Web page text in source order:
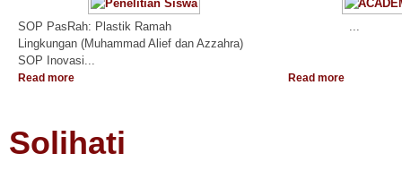
SOP PasRah: Plastik Ramah
Lingkungan (Muhammad Alief dan Azzahra)
SOP Inovasi...
Read more
...
Read more
Solihati